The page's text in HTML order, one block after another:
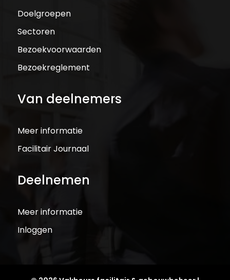
Doelgroepen
Sectoren
Bezoekvoorwaarden
Bezoekreglement
Van deelnemers
Meer informatie
Facilitair Journaal
Deelnemen
Meer informatie
Inloggen